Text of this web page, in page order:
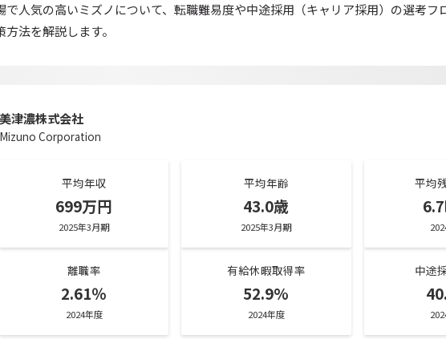
で人気の高いミズノについて、転職難易度や中途採用（キャリア採用）の選考フ
方法を解説します。
美津濃株式会社
Mizuno Corporation
平均年収
699万円
2025年3月期
平均年齢
43.0歳
2025年3月期
平均
離職率
2.61％
2024年度
有給休暇取得率
52.9%
2024年度
中途